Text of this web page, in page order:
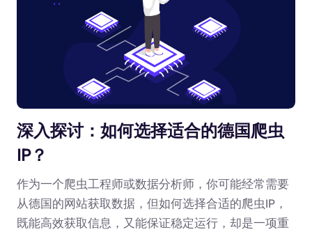
深入探讨：如何选择适合的德国爬虫
IP？
作为一个爬虫工程师或数据分析师，你可能经常需要
从德国的网站获取数据，但如何选择合适的爬虫IP，
既能高效获取信息，又能保证稳定运行，却是一项重